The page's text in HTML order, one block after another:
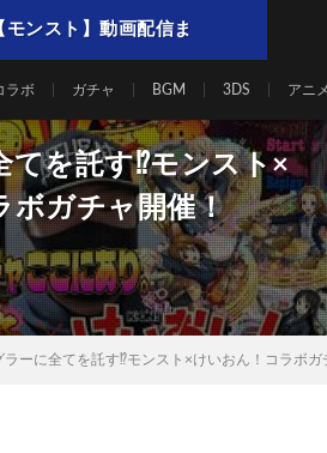
ンスト】動画配信ま
ラボ ガチャ BGM 3DS アニ
てを託す⁉モンスト×
ボガチャ開催！
ラーに全てを託す⁉モンスト×けいおん！コラボガ